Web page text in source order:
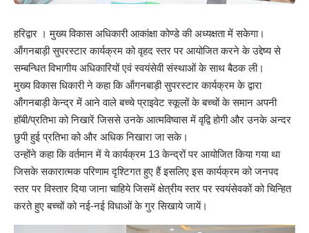
हरिद्वार । मुख्य विकास अधिकारी आकांक्षा कोण्डे की अध्यक्षता में सकेगा।
ऑंगनबाड़ी सुपरस्टार कार्यक्रम को वृहद स्तर पर आयोजित करने के उद्देष्य से
सम्बन्धित विभागीय अधिकारियों एवं स्वयंसेवी संस्थाओं के साथ बैठक ली।
मुख्य विकास धिकारी ने कहा कि ऑंगनबाड़ी सुपरस्टार कार्यक्रम के द्वारा
ऑंगनबाड़ी केन्द्र में आने वाले बच्चे प्राइवेट स्कूलों के बच्चों के समान अपनी
हॉबी/प्रतिभा को निखारें जिससे उनके आत्मविष्वास में वृद्वि होगी और उनके अन्दर
छुपी हुई प्रतिभा को और अधिक निखारा जा सके।
उन्होंने कहा कि वर्तमान में ये कार्यक्रम 13 केन्द्रों पर आयोजित किया गया था
जिसके सकारात्मक परिणाम दृश्टिगत हुए हैं इसलिए इस कार्यक्रम को जनपद
स्तर पर विस्तार दिया जाना चाहिये जिसमें क्षेत्रीय स्तर पर स्वयंसेवकों को चिन्हित
करते हुए बच्चों को नई-नई विधाओं के गुर सिखाये जायें।